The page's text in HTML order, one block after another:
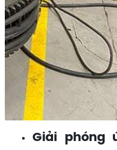
Giải phóng